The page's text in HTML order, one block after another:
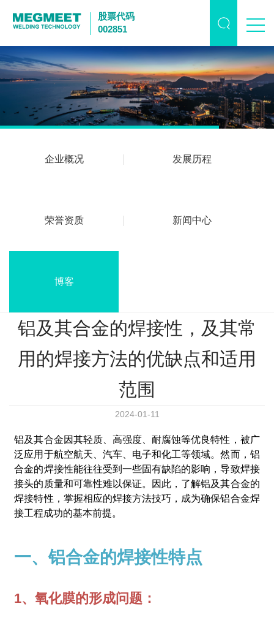
股票代码
002851
企业概况 发展历程
荣誉资质 新闻中心
博客
铝及其合金的焊接性，及其常
用的焊接方法的优缺点和适用
范围
2024-01-11
铝及其合金因其轻质、高强度、耐腐蚀等优良特性，被广
泛应用于航空航天、汽车、电子和化工等领域。然而，铝
合金的焊接性能往往受到一些固有缺陷的影响，导致焊接
接头的质量和可靠性难以保证。因此，了解铝及其合金的
焊接特性，掌握相应的焊接方法技巧，成为确保铝合金焊
接工程成功的基本前提。
一、铝合金的焊接性特点
1、氧化膜的形成问题：